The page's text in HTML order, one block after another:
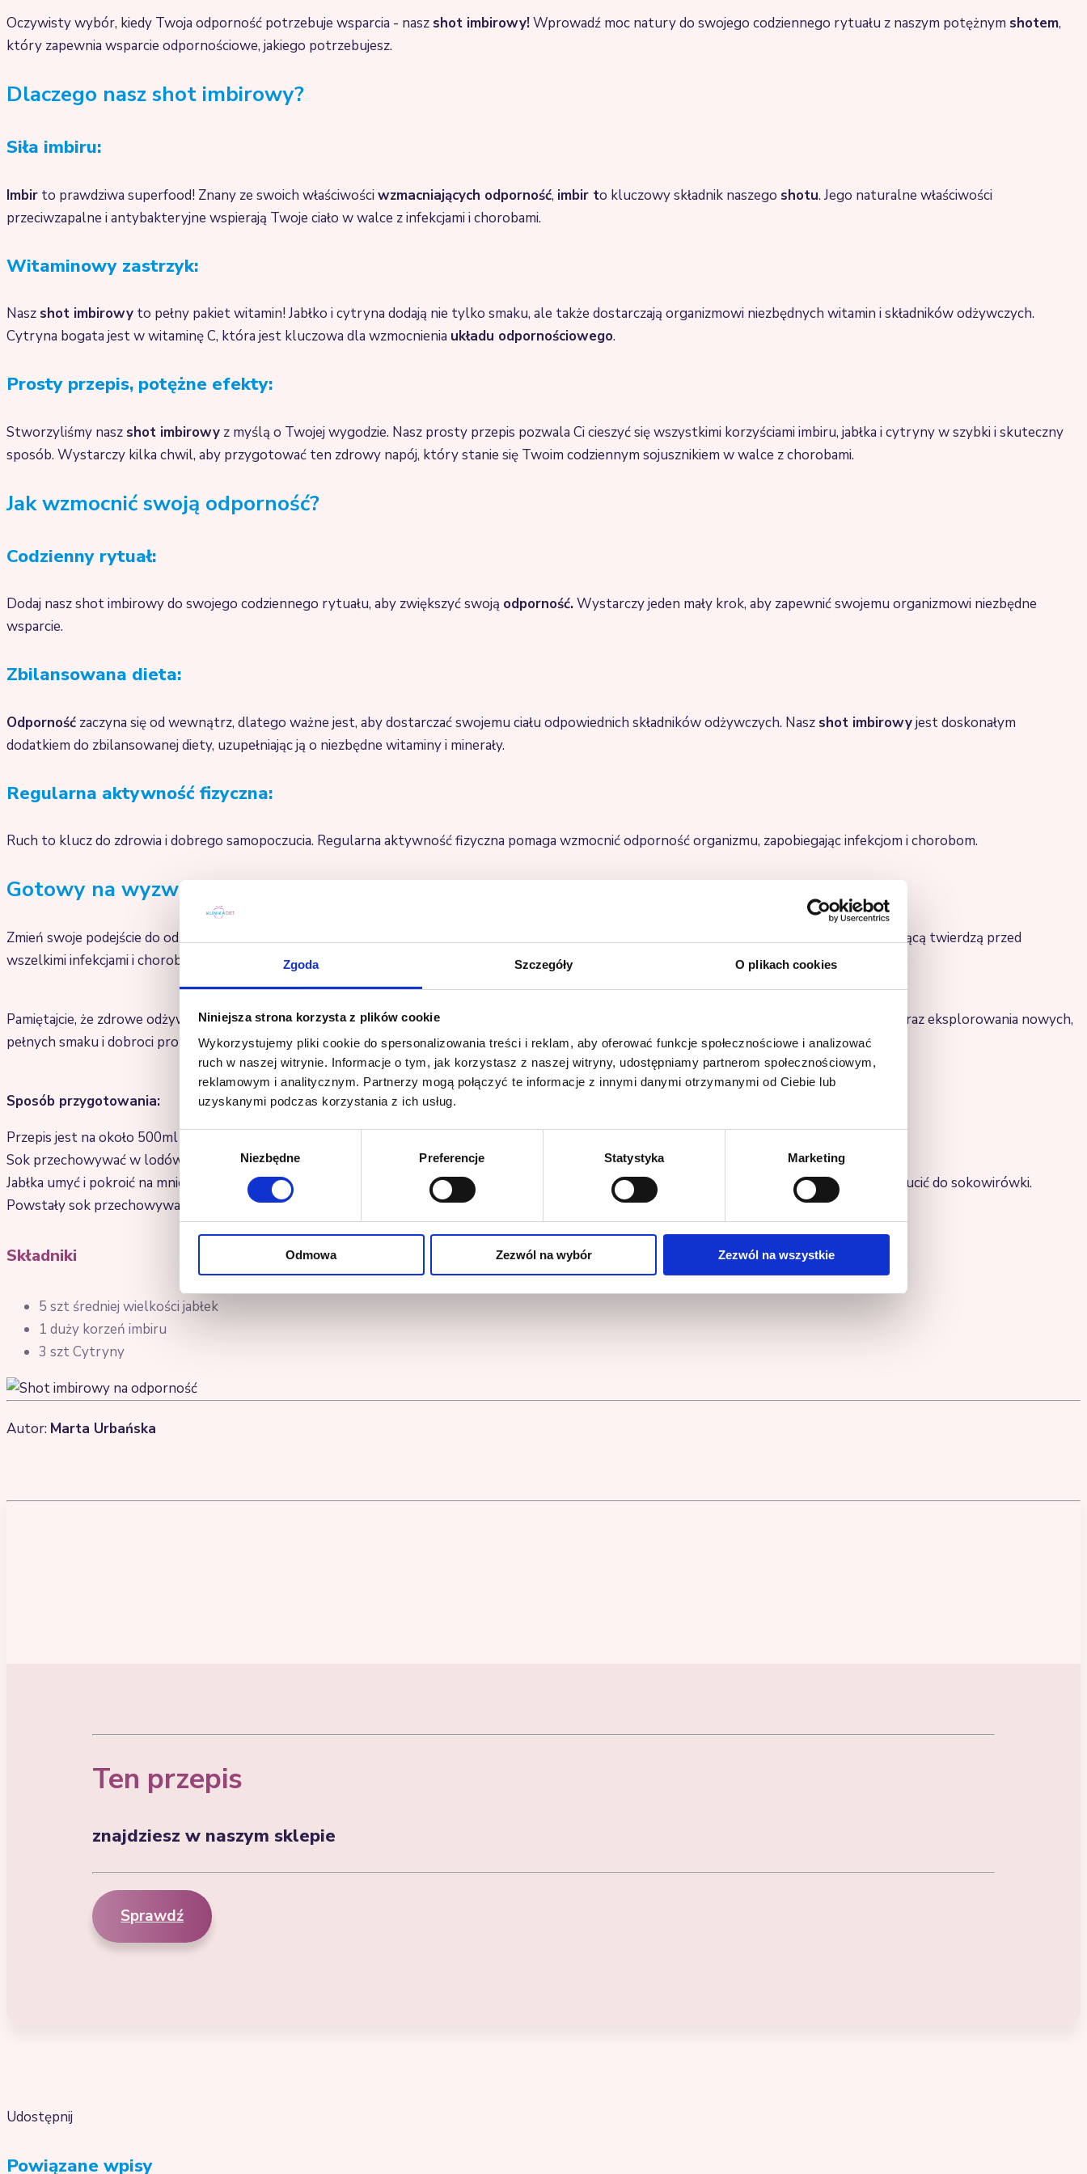
Zgoda Szczegóły O plikach cookies
Niniejsza strona korzysta z plików cookie
Wykorzystujemy pliki cookie do spersonalizowania treści i reklam, aby oferować funkcje społecznościowe i analizować
ruch w naszej witrynie. Informacje o tym, jak korzystasz z naszej witryny, udostępniamy partnerom społecznościowym,
reklamowym i analitycznym. Partnerzy mogą połączyć te informacje z innymi danymi otrzymanymi od Ciebie lub
uzyskanymi podczas korzystania z ich usług.
zgody
Niezbędne Preferencje Statystyka Marketing
Odmowa Zezwól na wybór Zezwól na wszystkie
Oczywisty wybór, kiedy Twoja odporność potrzebuje wsparcia - nasz shot imbirowy!Wprowadź moc natury do swojego codziennego rytuału z naszym potężnym shotem,
który zapewnia wsparcie odpornościowe, jakiego potrzebujesz.
Dlaczego nasz shot imbirowy?
Siła imbiru:
Imbir to prawdziwa superfood! Znany ze swoich właściwościwzmacniających odporność, imbir to kluczowy składnik naszego shotu. Jego naturalne właściwości
przeciwzapalne i antybakteryjne wspierają Twoje ciało w walce z infekcjami i chorobami.
Witaminowy zastrzyk:
Nasz shot imbirowy to pełny pakiet witamin! Jabłko i cytryna dodają nie tylko smaku, ale także dostarczają organizmowi niezbędnych witamin i składników odżywczych.
Cytryna bogata jest w witaminę C, która jest kluczowa dla wzmocnienia układu odpornościowego.
Prosty przepis, potężne efekty:
Stworzyliśmy nasz shot imbirowy z myślą o Twojej wygodzie. Nasz prosty przepis pozwala Ci cieszyć się wszystkimi korzyściami imbiru, jabłka i cytryny w szybki i skuteczny
sposób. Wystarczy kilka chwil, aby przygotować ten zdrowy napój, który stanie się Twoim codziennym sojusznikiem w walce z chorobami.
Jak wzmocnić swoją odporność?
Codzienny rytuał:
Dodaj nasz shot imbirowy do swojego codziennego rytuału, aby zwiększyć swoją odporność.Wystarczy jeden mały krok, aby zapewnić swojemu organizmowi niezbędne
wsparcie.
Zbilansowana dieta:
Odporność zaczyna się od wewnątrz, dlatego ważne jest, aby dostarczać swojemu ciału odpowiednich składników odżywczych. Nasz shot imbirowyjest doskonałym
dodatkiem do zbilansowanej diety, uzupełniając ją o niezbędne witaminy i minerały.
Regularna aktywność fizyczna:
Ruch to klucz do zdrowia i dobrego samopoczucia. Regularna aktywność fizyczna pomaga wzmocnić odporność organizmu, zapobiegając infekcjom i chorobom.
Gotowy na wyzwanie?
Zmień swoje podejście do odporności już dziś! Wybierz naszshot imbirowyi poczuj moc natury w każdym łyku. Niech Twoje ciało stanie się twierdzącą twierdzą przed
wszelkimi infekcjami i chorobami. Odpowiedz na wyzwanie i wesprzyj swoją odporność dzięki naszemu potężnemu
shotowi imbirowemu
Pamiętajcie, że zdrowe odżywianie może być równie smaczne, jak i korzystne dla naszego organizmu. Zachęcamy do eksperymentowania w kuchni oraz eksplorowania nowych,
pełnych smaku i dobroci propozycji kulinarnej. Smacznego!
Sposób przygotowania:
Przepis jest na około 500ml soku. Dzienna dawka to 50-100ml.
Sok przechowywać w lodówce.
Jabłka umyć i pokroić na mniejsze kawałki. Cytrynę umyć w zimnej wodzie, obrać i pokroić na ćwiartki. Imbir pokroić na grube plastry. Wszystko wrzucić do sokowirówki.
Powstały sok przechowywać w lodówce.
Składniki
5 szt średniej wielkości jabłek
1 duży korzeń imbiru
3 szt Cytryny
Autor: Marta Urbańska
Ten przepis
znajdziesz w naszym sklepie
Sprawdź
Udostępnij
Powiązane wpisy